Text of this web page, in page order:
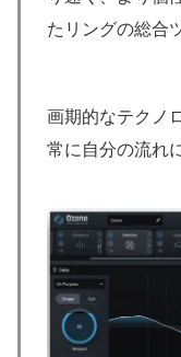
たリングの総合
画期的なテクノ
常に自分の流れ